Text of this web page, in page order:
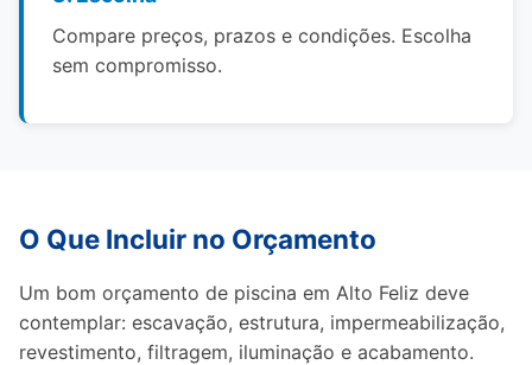
Compare preços, prazos e condições. Escolha
sem compromisso.
O Que Incluir no Orçamento
Um bom orçamento de piscina em Alto Feliz deve
contemplar: escavação, estrutura, impermeabilização,
revestimento, filtragem, iluminação e acabamento.